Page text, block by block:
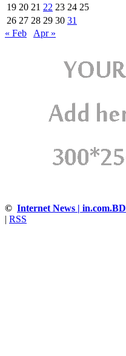
19 20 21 22 23 24 25
26 27 28 29 30 31
« Feb
Apr »
© Internet News | in.com.BD
RSS